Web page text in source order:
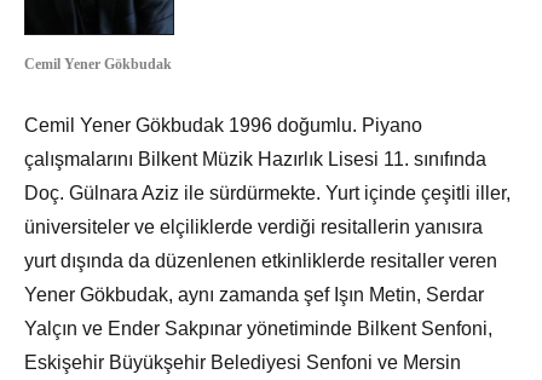
Cemil Yener Gökbudak
Cemil Yener Gökbudak 1996 doğumlu. Piyano
çalışmalarını Bilkent Müzik Hazırlık Lisesi 11. sınıfında
Doç. Gülnara Aziz ile sürdürmekte. Yurt içinde çeşitli iller,
üniversiteler ve elçiliklerde verdiği resitallerin yanısıra
yurt dışında da düzenlenen etkinliklerde resitaller veren
Yener Gökbudak, aynı zamanda şef Işın Metin, Serdar
Yalçın ve Ender Sakpınar yönetiminde Bilkent Senfoni,
Eskişehir Büyükşehir Belediyesi Senfoni ve Mersin